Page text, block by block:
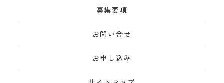
募集要項
お問い合せ
お申し込み